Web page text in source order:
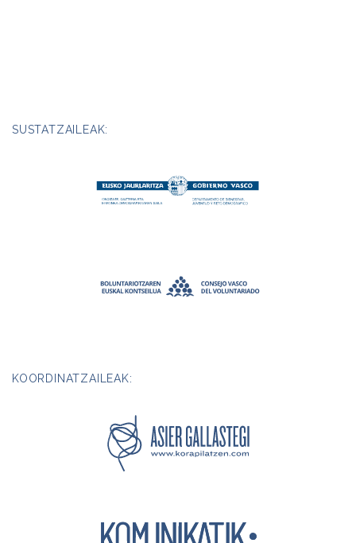
SUSTATZAILEAK:
KOORDINATZAILEAK: